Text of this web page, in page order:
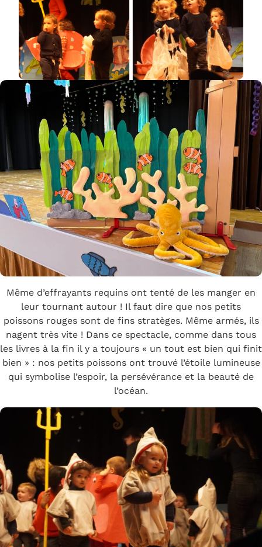
Même d’effrayants requins ont tenté de les manger en
leur tournant autour ! Il faut dire que nos petits
poissons rouges sont de fins stratèges. Même armés, ils
nagent très vite ! Dans ce spectacle, comme dans tous
les livres à la fin il y a toujours « un tout est bien qui finit
bien » : nos petits poissons ont trouvé l’étoile lumineuse
qui symbolise l’espoir, la persévérance et la beauté de
l’océan.